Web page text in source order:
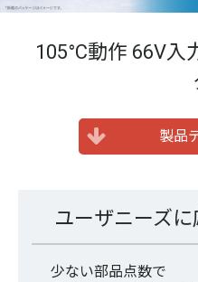
105°C動作 66V入
製品
ユーザニーズ
少ない部品点数で